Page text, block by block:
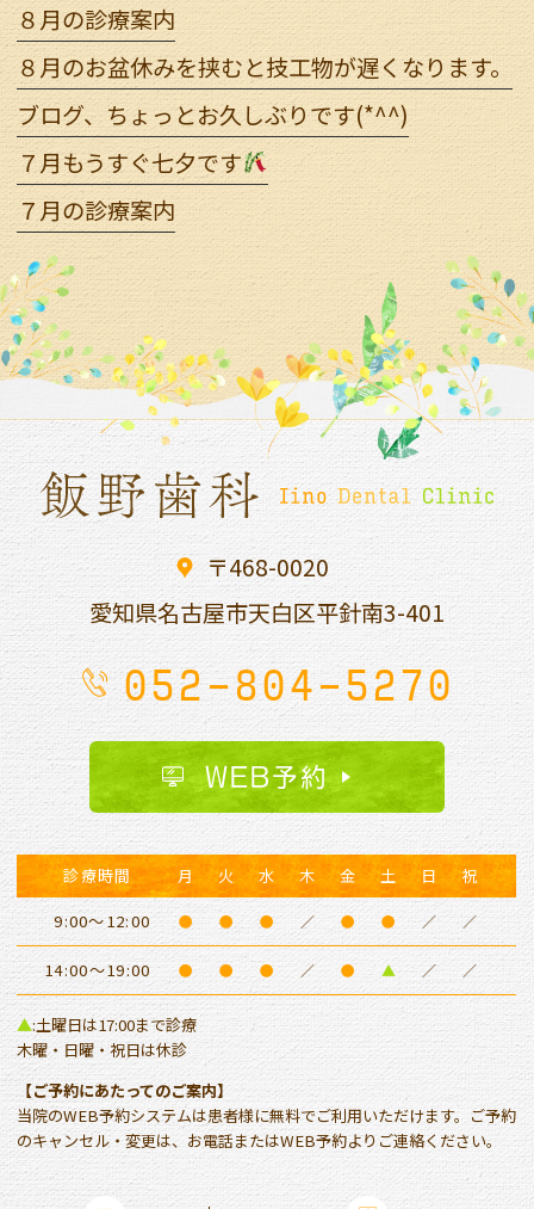
８月の診療案内
８月のお盆休みを挟むと技工物が遅くなります。
ブログ、ちょっとお久しぶりです(*^^)
７月もうすぐ七夕です
７月の診療案内
〒468-0020
愛知県名古屋市天白区平針南3-401
052-804-5270
WEB予約
診療時間 月 火 水 木 金 土 日
祝
9:00～12:00
● ● ● ／ ● ● ／ ／
14:00～19:00 ● ● ● ／ ● ▲ ／ ／
▲:土曜日は17:00まで診療
木曜・日曜・祝日は休診
【ご予約にあたってのご案内】
当院のWEB予約システムは患者様に無料でご利用いただけます。ご予約
のキャンセル・変更は、お電話またはWEB予約よりご連絡ください。